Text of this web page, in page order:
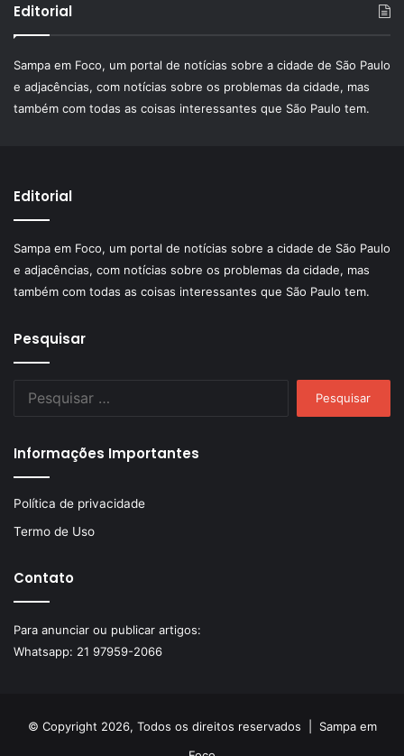
Editorial
Sampa em Foco, um portal de notícias sobre a cidade de São Paulo
e adjacências, com notícias sobre os problemas da cidade, mas
também com todas as coisas interessantes que São Paulo tem.
Editorial
Sampa em Foco, um portal de notícias sobre a cidade de São Paulo
e adjacências, com notícias sobre os problemas da cidade, mas
também com todas as coisas interessantes que São Paulo tem.
Pesquisar
Informações Importantes
Política de privacidade
Termo de Uso
Contato
Para anunciar ou publicar artigos:
Whatsapp: 21 97959-2066
© Copyright 2026, Todos os direitos reservados | Sampa em